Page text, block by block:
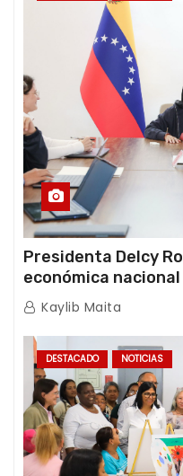
Presidenta Delcy
económica
de emergencia
Kaylib Maita
DESTACADO NOTICIAS